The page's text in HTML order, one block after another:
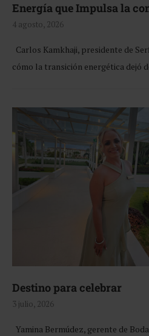
Energía que Impulsa la
4 agosto, 2026
Carlos Kamkhaji, presidente de
cómo la transición energética dejó
Destino para celebrar
3 julio, 2026
Yamina Bermúdez, gerente de